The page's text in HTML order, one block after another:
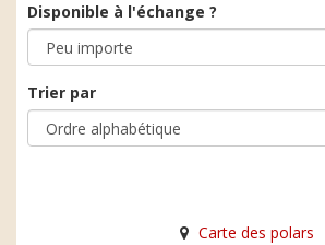
Disponible à l'échange ?
Trier par
Carte des polars